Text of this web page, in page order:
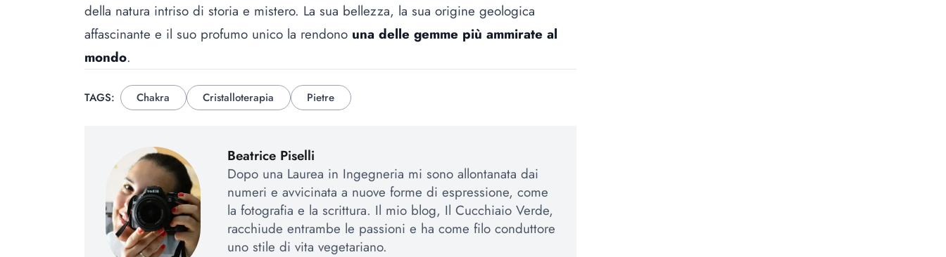
della natura intriso di storia e mistero. La sua bellezza, la sua origine geologica
affascinante e il suo profumo unico la rendono una delle gemme più ammirate al
mondo.
TAGS: Chakra Cristalloterapia Pietre
Beatrice Piselli
Dopo una Laurea in Ingegneria mi sono allontanata dai
numeri e avvicinata a nuove forme di espressione, come
la fotografia e la scrittura. Il mio blog, Il Cucchiaio Verde,
racchiude entrambe le passioni e ha come filo conduttore
uno stile di vita vegetariano.